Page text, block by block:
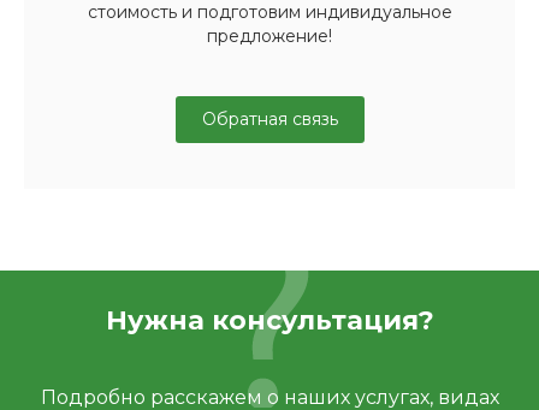
стоимость и подготовим индивидуальное
предложение!
Обратная связь
Нужна консультация?
Подробно расскажем о наших услугах, видах